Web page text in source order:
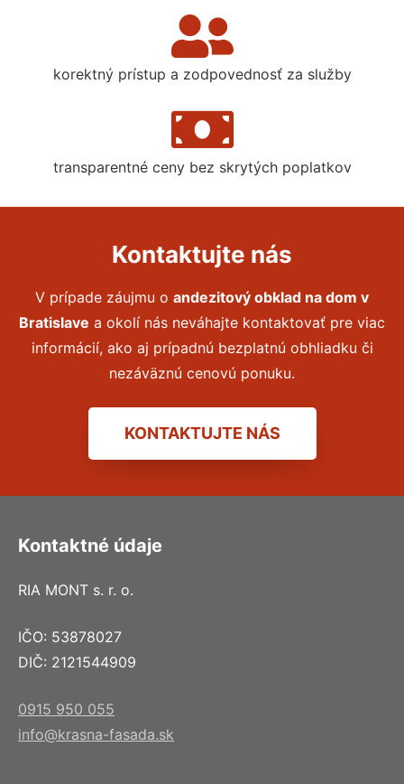
korektný prístup a zodpovednosť za služby
transparentné ceny bez skrytých poplatkov
Kontaktujte nás
V prípade záujmu o andezitový obklad na dom v
Bratislave a okolí nás neváhajte kontaktovať pre viac
informácií, ako aj prípadnú bezplatnú obhliadku či
nezáväznú cenovú ponuku.
KONTAKTUJTE NÁS
Kontaktné údaje
RIA MONT s. r. o.
IČO: 53878027
DIČ: 2121544909
0915 950 055
info@krasna-fasada.sk